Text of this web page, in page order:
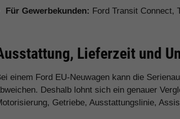
Für Gewerbekunden: Ford Transit Connect,
Lieferzeit und
einem Ford EU-Neuwagen kann die
Deshalb lohnt sich ein genauer
Getriebe, Ausstattungslinie,